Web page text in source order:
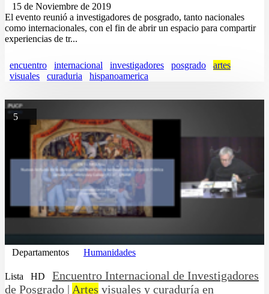
15 de Noviembre de 2019
El evento reunió a investigadores de posgrado, tanto nacionales
como internacionales, con el fin de abrir un espacio para compartir
experiencias de tr...
encuentro internacional investigadores posgrado
artes
visuales
curaduria hispanoamerica
5
Departamentos Humanidades
Lista HD
Encuentro Internacional de Investigadores
de Posgrado | Artes visuales y curaduría en